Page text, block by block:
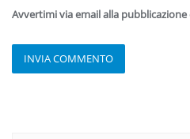
Avvertimi via email alla